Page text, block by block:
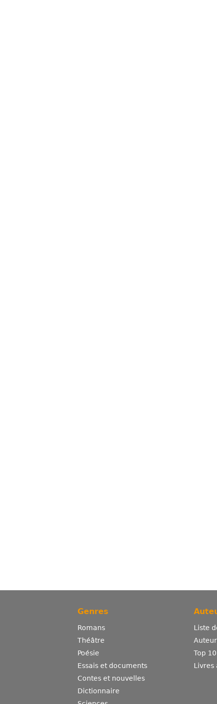
Genres
Romans
Théâtre
Poésie
Essais et documents
Contes et nouvelles
Dictionnaire
Liste
Top
Livres